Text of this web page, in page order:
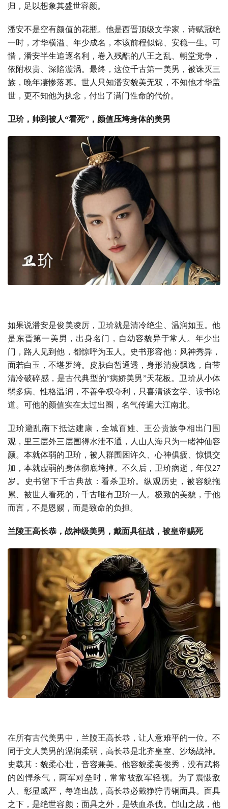
归，足以想象其盛世容颜。
潘安不是空有颜值的花瓶。他是西晋顶级文学家，诗赋冠绝
一时，才华横溢、年少成名，本该前程似锦、安稳一生。可
惜，潘安半生追逐名利，卷入残酷的八王之乱、朝堂党争，
依附权贵、深陷漩涡。最终，这位千古第一美男，被诛灭三
族，晚年凄惨落幕。世人只知潘安貌美无双，不知他才华盖
世，更不知他为执念，付出了满门性命的代价。
卫玠，帅到被人“看死”，颜值压垮身体的美男
如果说潘安是俊美凌厉，卫玠就是清冷绝尘、温润如玉。他
是东晋第一美男，出身名门，自幼容貌异于常人。年少出
门，路人见到他，都惊呼为玉人。史书形容他：风神秀异，
面若白玉，不堪罗绮。皮肤白皙通透，身形清瘦飘逸，自带
清冷破碎感，是古代典型的“病娇美男”天花板。卫玠从小体
弱多病、性格温润，不善争权夺利，只喜清谈玄学、读书论
道。可他的颜值实在太过出圈，名气传遍大江南北。
卫玠避乱南下抵达建康，全城百姓、王公贵族争相出门围
观，里三层外三层围得水泄不通，人山人海只为一睹神仙容
颜。本就体弱的卫玠，被人群围困许久、心神俱疲、惊惧交
加，本就虚弱的身体彻底垮掉。不久后，卫玠病逝，年仅27
岁。史书留下千古典故：看杀卫玠。纵观历史，被容貌拖
累、被世人看死的，千古唯有卫玠一人。极致的美貌，于他
而言，不是恩赐，而是致命的负担。
兰陵王高长恭，战神级美男，戴面具征战，被皇帝赐死
在所有古代美男中，兰陵王高长恭，让人意难平的一位。不
同于文人美男的温润柔弱，高长恭是北齐皇室、沙场战神。
史载其：貌柔心壮，音容兼美。他容貌柔美俊秀，没有武将
的凶悍杀气，两军对垒时，常常被敌军轻视。为了震慑敌
人、彰显威严，每逢出战，高长恭必戴狰狞青铜面具。面具
之下，是绝世容颜；面具之外，是铁血杀伐。邙山之战，他